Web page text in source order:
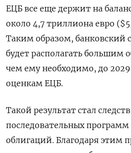
ЕЦБ все еще держит на
около 4,7 триллиона евро
Таким образом, банковский
будет располагать большим
чем ему необходимо, до 2029
оценкам ЕЦБ.
Такой результат стал
последовательных
облигаций. Благодаря этим